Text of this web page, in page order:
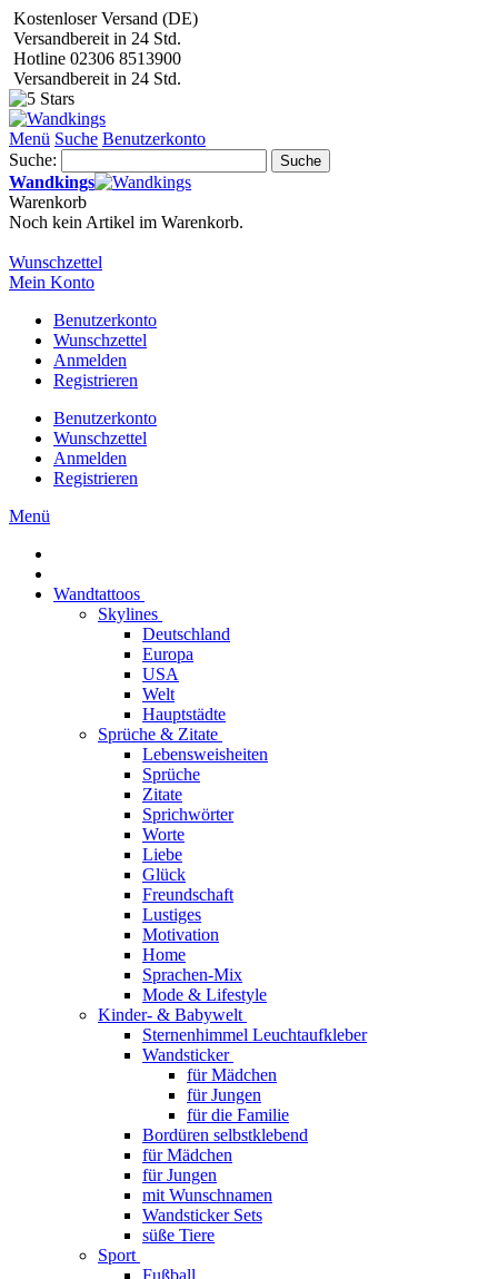
Kostenloser Versand (DE)
Versandbereit in 24 Std.
Hotline 02306 8513900
Versandbereit in 24 Std.
Menü Suche Benutzerkonto
Suche:
Suche
Wandkings
Warenkorb
Noch kein Artikel im Warenkorb.
Wunschzettel
Mein Konto
Benutzerkonto
Wunschzettel
Anmelden
Registrieren
Benutzerkonto
Wunschzettel
Anmelden
Registrieren
Menü
Wandtattoos
Skylines
Deutschland
Europa
USA
Welt
Hauptstädte
Sprüche & Zitate
Lebensweisheiten
Sprüche
Zitate
Sprichwörter
Worte
Liebe
Glück
Freundschaft
Lustiges
Motivation
Home
Sprachen-Mix
Mode & Lifestyle
Kinder- & Babywelt
Sternenhimmel Leuchtaufkleber
Wandsticker
für Mädchen
für Jungen
für die Familie
Bordüren selbstklebend
für Mädchen
für Jungen
mit Wunschnamen
Wandsticker Sets
süße Tiere
Sport
Fußball